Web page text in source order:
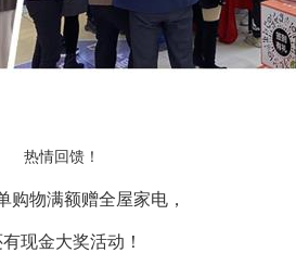
热情回馈！
购物满额赠全屋家电，
现金大奖活动！